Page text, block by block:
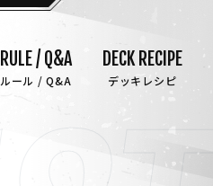
RULE / Q&A
ルール / Q&A
DECK RECIPE
デッキレシピ